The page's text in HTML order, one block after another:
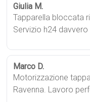
Giulia M.
Tapparella bloccata
Servizio h24 davvero
Marco D.
Motorizzazione
Ravenna. Lavoro